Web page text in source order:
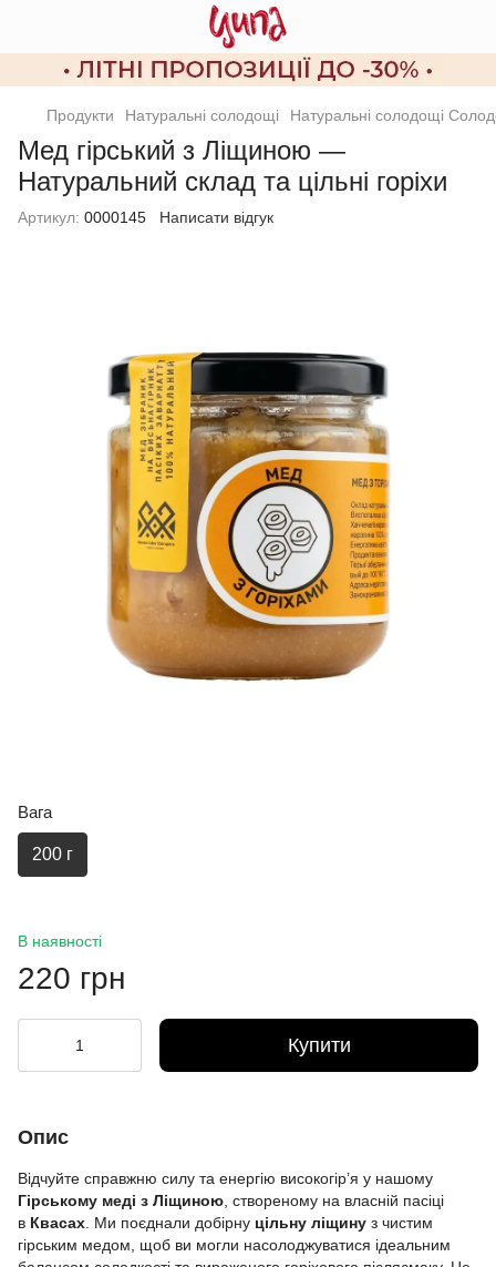
Продукти Натуральні солодощі Натуральні солодощі
Мед гірський з Ліщиною —
Натуральний склад та цільні горіхи
Артикул: 0000145 Написати відгук
Вага
200 г
В наявності
220 грн
Купити
Опис
Відчуйте справжню силу та енергію високогір’я у нашому
Гірському меді з Ліщиною , створеному на власній пасіці
в Квасах . Ми поєднали добірну цільну ліщину з чистим
гірським медом, щоб ви могли насолоджуватися ідеальним